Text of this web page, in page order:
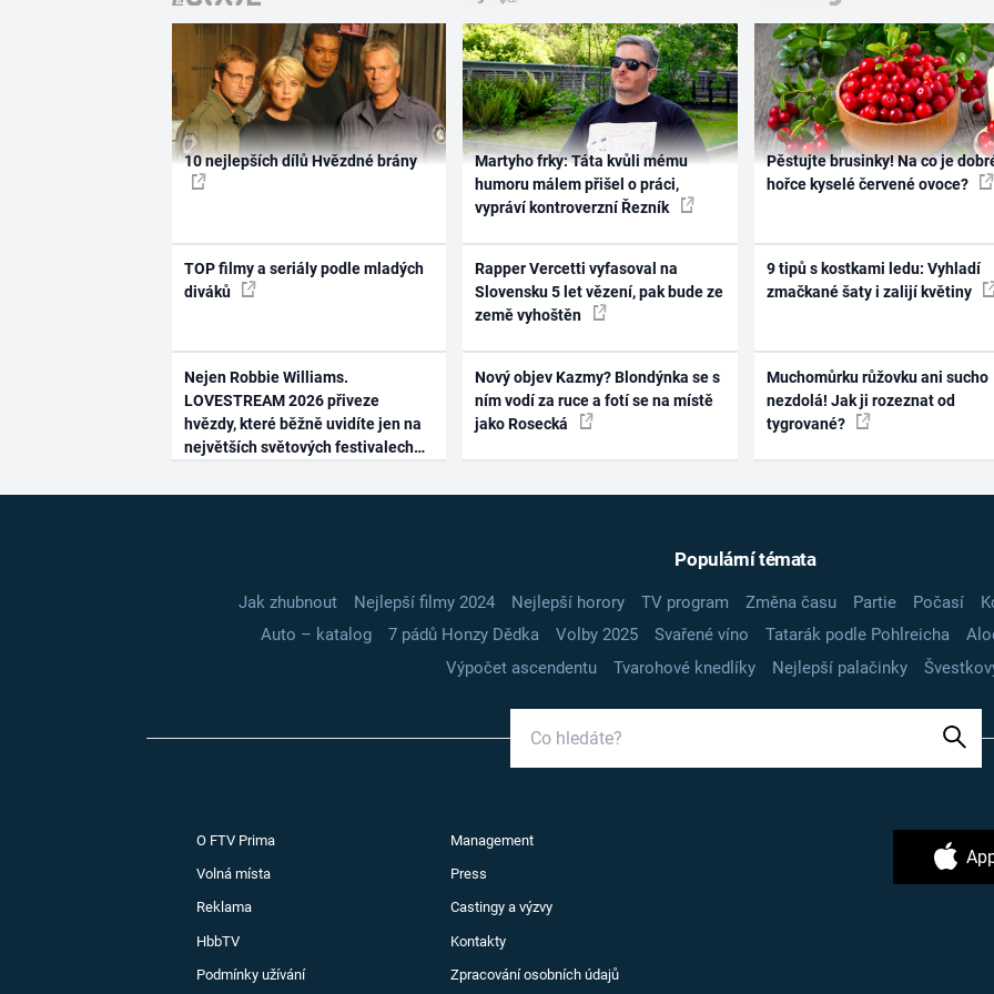
10 nejlepších dílů Hvězdné brány
TOP filmy a seriály podle mladých
diváků
Nejen Robbie Williams.
LOVESTREAM 2026 přiveze
hvězdy, které běžně uvidíte jen na
největších světových festivalech
Martyho frky: Táta kvůli mému
humoru málem přišel o práci,
vypráví kontroverzní Řezník
Rapper Vercetti vyfasoval na
Slovensku 5 let vězení, pak bude ze
země vyhoštěn
Nový objev Kazmy? Blondýnka se s
ním vodí za ruce a fotí se na místě
jako Rosecká
Pěstujte brusinky! Na co je
hořce kyselé červené ovoce?
9 tipů s kostkami ledu: Vyhladí
zmačkané šaty i zalijí květiny
Muchomůrku růžovku ani sucho
nezdolá! Jak ji rozeznat od
tygrované?
Populární témata
Jak zhubnout Nejlepší filmy 2024 Nejlepší horory TV program Změna času Partie Počasí
Auto – katalog
7 pádů Honzy Dědka Volby 2025 Svařené víno Tatarák podle Pohlreicha
Výpočet ascendentu
Tvarohové knedlíky Nejlepší palačinky
O FTV Prima Management
Volná místa Press
Reklama Castingy a výzvy
HbbTV Kontakty
Podmínky užívání Zpracování osobních údajů